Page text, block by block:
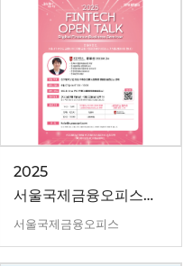
2025
서울국제금융오피스
8월 디지털 금융 세미나
서울국제금융오피스